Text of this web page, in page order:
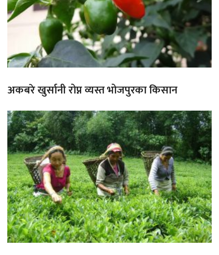
अकबरे खुर्सानी रोप्न व्यस्त भोजपुरका किसान